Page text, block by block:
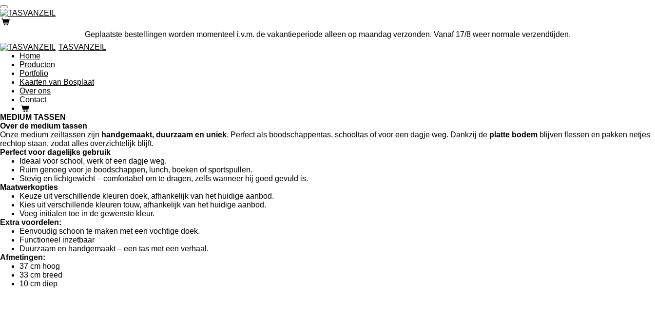
Ga
direct
naar
hoofdinhoud
Geplaatste bestellingen worden momenteel i.v.m. de vakantieperiode alleen op maandag verzonden. Vanaf 17/8 weer normale verzendtijden.
TASVANZEIL
Home
Producten
Portfolio
Kaarten van Bosplaat
Over ons
Contact
MEDIUM TASSEN
Over de medium tassen
Onze medium zeiltassen zijn handgemaakt, duurzaam en uniek. Perfect als boodschappentas, schooltas of voor een dagje weg. Dankzij de platte bodem blijven flessen en pakken netjes
rechtop staan, zodat alles overzichtelijk blijft.
Perfect voor dagelijks gebruik
Ideaal voor school, werk of een dagje weg.
Ruim genoeg voor je boodschappen, lunch, boeken of sportspullen.
Stevig en lichtgewicht – comfortabel om te dragen, zelfs wanneer hij goed gevuld is.
Maatwerkopties
Keuze uit verschillende kleuren doek, afhankelijk van het huidige aanbod.
Kies uit verschillende kleuren touw, afhankelijk van het huidige aanbod.
Voeg initialen toe in de gewenste kleur.
Extra voordelen:
Eenvoudig schoon te maken met een vochtige doek.
Functioneel inzetbaar
Duurzaam en handgemaakt – een tas met een verhaal.
Afmetingen:
37 cm hoog
33 cm breed
10 cm diep